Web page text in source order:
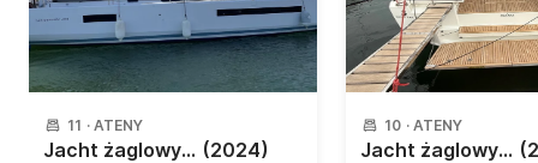
11 · ATENY
Jacht żaglowy Jeanneau Sun Odyssey 490 14.43m (2024)
10 · ATENY
Jacht żaglowy Beneteau Oceanis 46.1 (with A/C & GENERATOR) 14.6m